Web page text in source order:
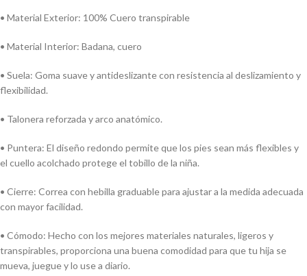
• Material Exterior: 100% Cuero transpirable
• Material Interior: Badana, cuero
• Suela: Goma suave y antideslizante con resistencia al deslizamiento y
flexibilidad.
• Talonera reforzada y arco anatómico.
• Puntera: El diseño redondo permite que los pies sean más flexibles y
el cuello acolchado protege el tobillo de la niña.
• Cierre: Correa con hebilla graduable para ajustar a la medida adecuada
con mayor facilidad.
• Cómodo: Hecho con los mejores materiales naturales, ligeros y
transpirables, proporciona una buena comodidad para que tu hija se
mueva, juegue y lo use a diario.